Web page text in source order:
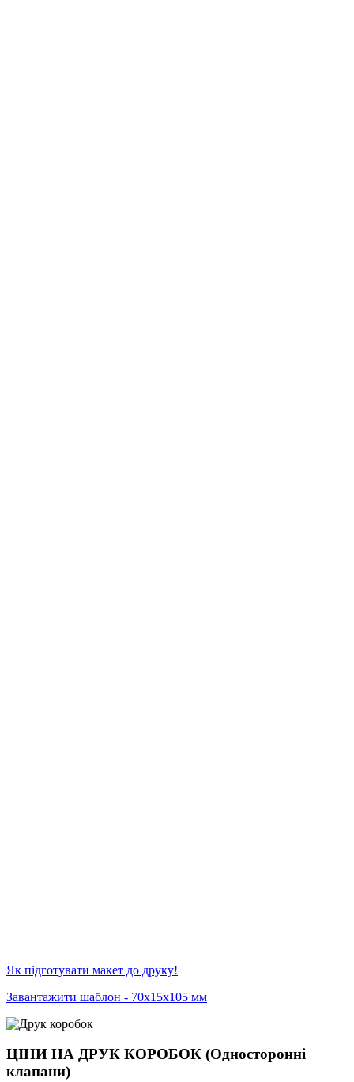
Як підготувати макет до друку!
Завантажити шаблон - 70х15х105 мм
ЦІНИ НА ДРУК КОРОБОК (Односторонні
клапани)